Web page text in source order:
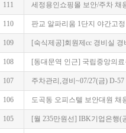
111 세정용인쇼핑몰 보안/주차 채
110 판교 알파리움 1단지 야간고
109 [숙식제공]회원제cc 경비실
108 [동대문역 인근] 국립중앙의
107 주차관리,경비~07/27(금) D-57
106 도곡동 오피스텔 보안대원 채
105 [월 235만원선] IBK기업은행(